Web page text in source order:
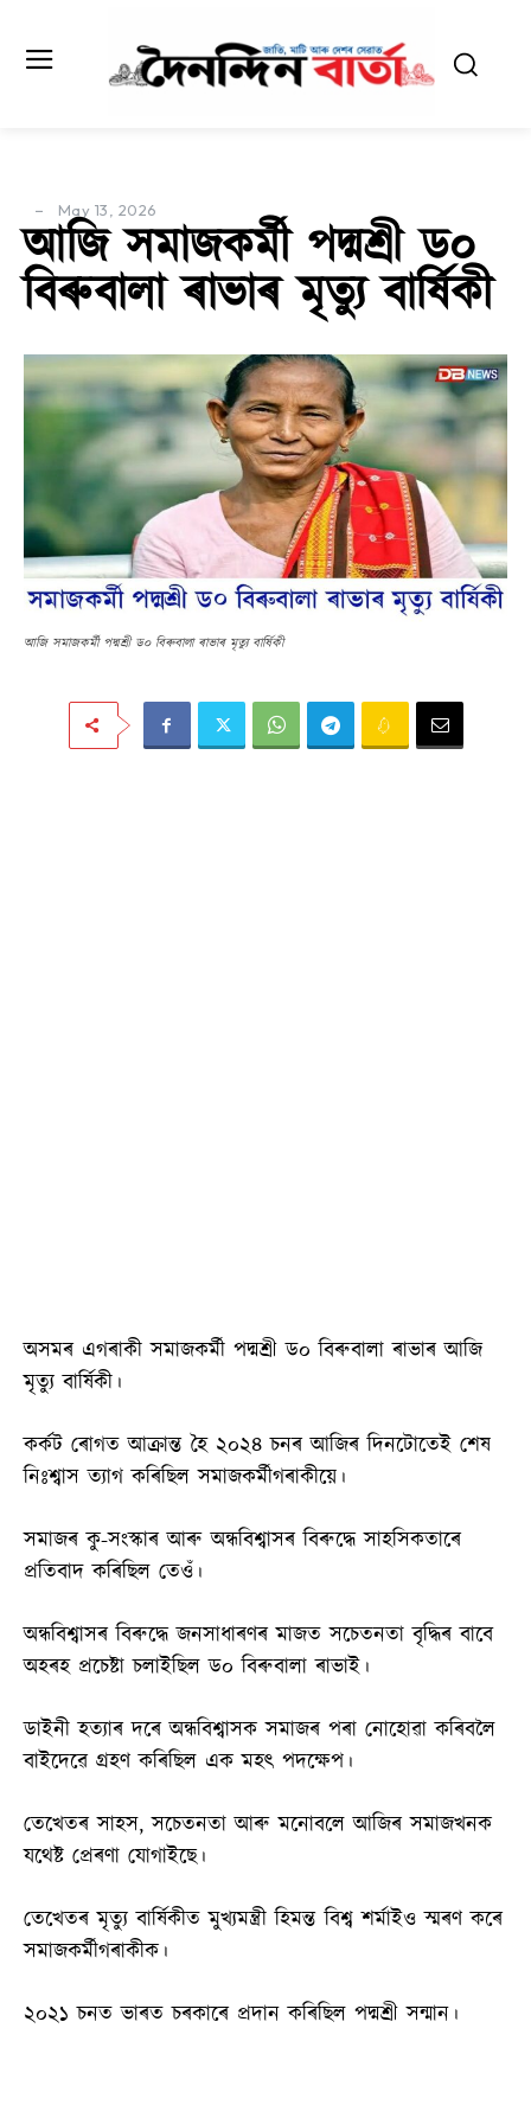
May 13, 2026
আজি সমাজকৰ্মী পদ্মশ্ৰী ড০
বিৰুবালা ৰাভাৰ মৃত্যু বাৰ্ষিকী
আজি সমাজকৰ্মী পদ্মশ্ৰী ড০ বিৰুবালা ৰাভাৰ মৃত্যু বাৰ্ষিকী
অসমৰ এগৰাকী সমাজকৰ্মী পদ্মশ্ৰী ড০ বিৰুবালা ৰাভাৰ আজি
মৃত্যু বাৰ্ষিকী।
কৰ্কট ৰোগত আক্ৰান্ত হৈ ২০২৪ চনৰ আজিৰ দিনটোতেই শেষ
নিঃশ্বাস ত্যাগ কৰিছিল সমাজকৰ্মীগৰাকীয়ে।
সমাজৰ কু-সংস্কাৰ আৰু অন্ধবিশ্বাসৰ বিৰুদ্ধে সাহসিকতাৰে
প্ৰতিবাদ কৰিছিল তেওঁ।
অন্ধবিশ্বাসৰ বিৰুদ্ধে জনসাধাৰণৰ মাজত সচেতনতা বৃদ্ধিৰ বাবে
অহৰহ প্ৰচেষ্টা চলাইছিল ড০ বিৰুবালা ৰাভাই।
ডাইনী হত্যাৰ দৰে অন্ধবিশ্বাসক সমাজৰ পৰা নোহোৱা কৰিবলৈ
বাইদেৱে গ্ৰহণ কৰিছিল এক মহৎ পদক্ষেপ।
তেখেতৰ সাহস, সচেতনতা আৰু মনোবলে আজিৰ সমাজখনক
যথেষ্ট প্ৰেৰণা যোগাইছে।
তেখেতৰ মৃত্যু বাৰ্ষিকীত মুখ্যমন্ত্ৰী হিমন্ত বিশ্ব শৰ্মাইও স্মৰণ কৰে
সমাজকৰ্মীগৰাকীক।
২০২১ চনত ভাৰত চৰকাৰে প্ৰদান কৰিছিল পদ্মশ্ৰী সন্মান।